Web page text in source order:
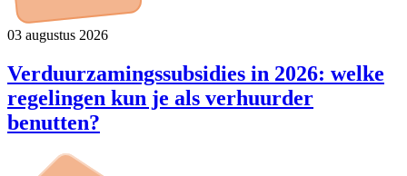
03 augustus 2026
Verduurzamingssubsidies in 2026: welke
regelingen kun je als verhuurder
benutten?